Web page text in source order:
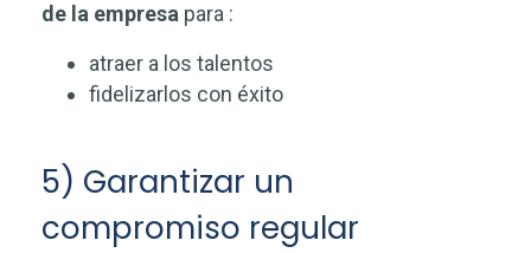
de la empresa para :
atraer a los talentos
fidelizarlos con éxito
5) Garantizar un
compromiso regular